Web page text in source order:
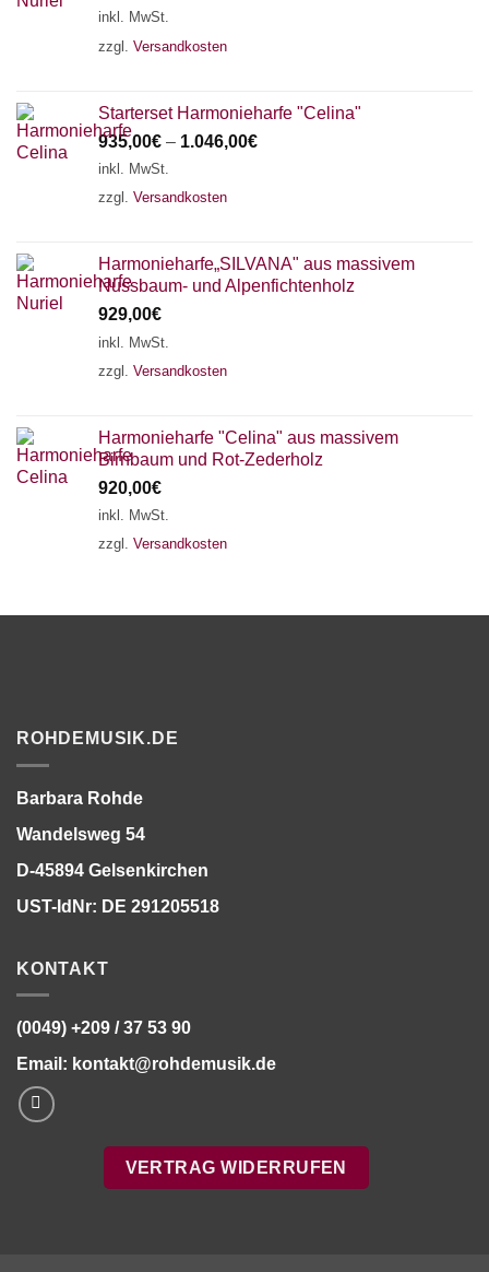
inkl. MwSt.
zzgl. Versandkosten
Starterset Harmonieharfe "Celina"
935,00€ – 1.046,00€
inkl. MwSt.
zzgl. Versandkosten
Harmonieharfe„SILVANA" aus massivem
Nussbaum- und Alpenfichtenholz
929,00€
inkl. MwSt.
zzgl. Versandkosten
Harmonieharfe "Celina" aus massivem
Birnbaum und Rot-Zederholz
920,00€
inkl. MwSt.
zzgl. Versandkosten
ROHDEMUSIK.DE
Barbara Rohde
Wandelsweg 54
D-45894 Gelsenkirchen
UST-IdNr: DE 291205518
KONTAKT
(0049) +209 / 37 53 90
Email: kontakt@rohdemusik.de
VERTRAG WIDERRUFEN